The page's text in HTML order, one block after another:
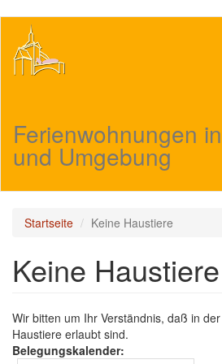
Inhalt
Ferienwohnungen
und Umgebung
Startseite Keine Haustiere
Keine Haustiere
Wir bitten um Ihr Verständnis, daß in
Haustiere erlaubt sind.
Belegungskalender: